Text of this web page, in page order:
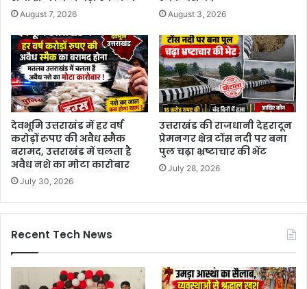
August 7, 2026 August 3, 2026
देवभूमि उत्तराखंड में हर वर्ष
करोड़ों रुपए की अवैध स्मैक
बरामद, उत्तराखंड में चलता है
अवैध नशे का मोटा कारोबार
July 30, 2026
उत्तराखंड की राजधानी देहरादून
प्रेमनगर क्षेत्र टोंस नदी पर बना
पुल चढ़ा भ्रष्टाचार की भेंट
July 28, 2026
Recent Tech News